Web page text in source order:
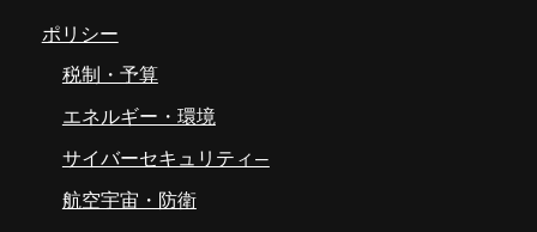
ポリシー
税制・予算
エネルギー・環境
サイバーセキュリティ―
航空宇宙・防衛